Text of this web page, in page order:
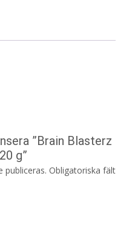
”Brain Blasterz
g”
publiceras. Obligatoriska fält